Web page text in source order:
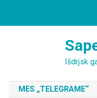
Išdrįsk
MES „TELEGRAME“